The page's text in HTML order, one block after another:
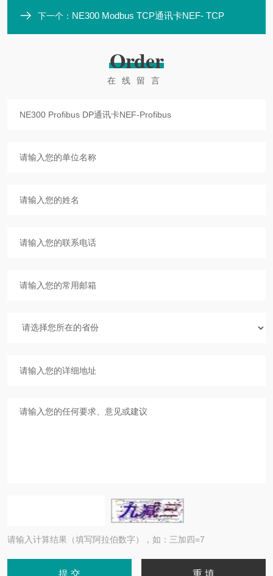
下一个： NE300 Modbus TCP通讯卡NEF- TCP
Order
在线留言
请输入计算结果（填写阿拉伯数字），如：三加四=7